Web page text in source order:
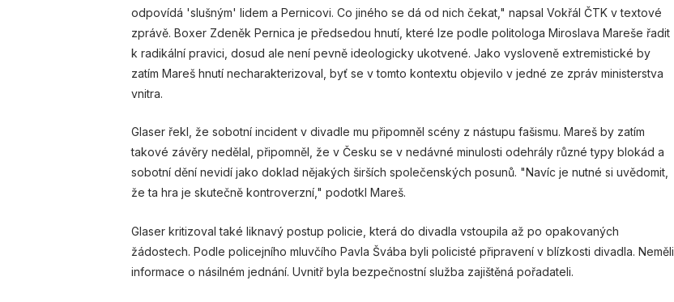
odpovídá 'slušným' lidem a Pernicovi. Co jiného se dá od nich čekat," napsal Vokřál ČTK v textové
zprávě. Boxer Zdeněk Pernica je předsedou hnutí, které lze podle politologa Miroslava Mareše řadit
k radikální pravici, dosud ale není pevně ideologicky ukotvené. Jako vysloveně extremistické by
zatím Mareš hnutí necharakterizoval, byť se v tomto kontextu objevilo v jedné ze zpráv ministerstva
vnitra.
Glaser řekl, že sobotní incident v divadle mu připomněl scény z nástupu fašismu. Mareš by zatím
takové závěry nedělal, připomněl, že v Česku se v nedávné minulosti odehrály různé typy blokád a
sobotní dění nevidí jako doklad nějakých širších společenských posunů. "Navíc je nutné si uvědomit,
že ta hra je skutečně kontroverzní," podotkl Mareš.
Glaser kritizoval také liknavý postup policie, která do divadla vstoupila až po opakovaných
žádostech. Podle policejního mluvčího Pavla Švába byli policisté připravení v blízkosti divadla. Neměli
informace o násilném jednání. Uvnitř byla bezpečnostní služba zajištěná pořadateli.